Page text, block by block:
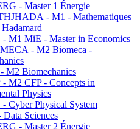
- Master 1 Énergie
- M1 - Mathematiques
Hadamard
M1 MiE - Master in Economics
- M2 Biomeca -
M2 Biomechanics
M2 CFP - Concepts in
Physics
Cyber Physical System
Sciences
- Master 2 Énergie